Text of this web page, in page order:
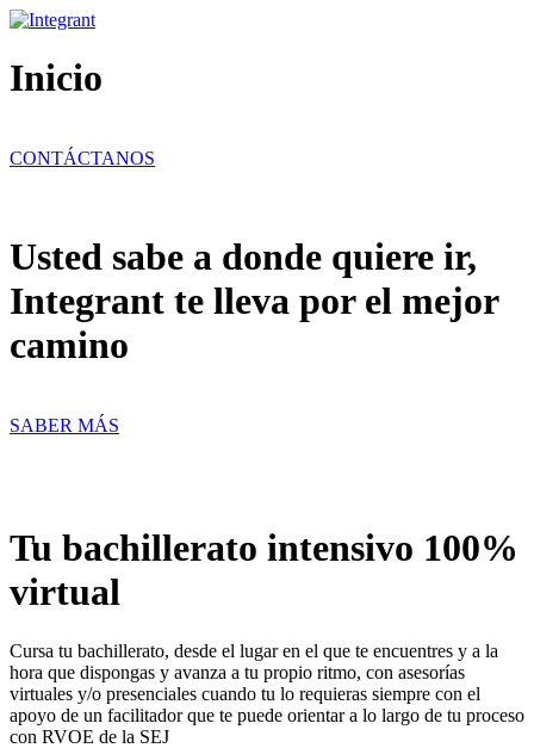
Ir
contenido
Inicio
CONTÁCTANOS
Usted sabe a donde quiere ir,
Integrant te lleva por el mejor
camino
SABER MÁS
Tu bachillerato intensivo 100%
virtual
Cursa tu bachillerato, desde el lugar en el que te encuentres y a la
hora que dispongas y avanza a tu propio ritmo, con asesorías
virtuales y/o presenciales cuando tu lo requieras siempre con el
apoyo de un facilitador que te puede orientar a lo largo de tu proceso
con RVOE de la SEJ